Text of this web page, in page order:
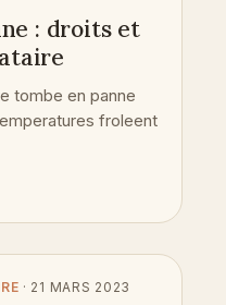
: droits et
tombe en panne
froleent
· 21 MARS 2023